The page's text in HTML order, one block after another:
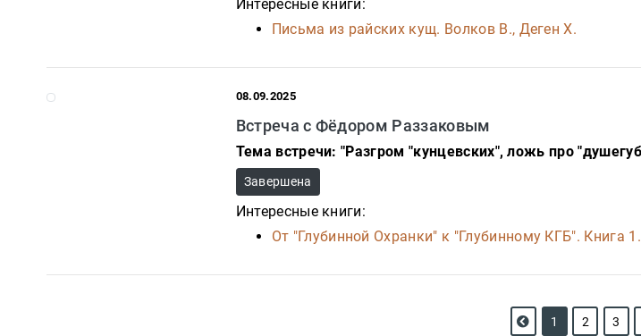
Интересные книги:
Письма из райских кущ. Волков В., Деген Х.
08.09.2025
Встреча с Фёдором Раззаковым
Тема встречи: "Разгром "кунцевских", ложь про
Завершена
Интересные книги:
От "Глубинной Охранки" к "Глубинному КГБ". Книга
1 2 3